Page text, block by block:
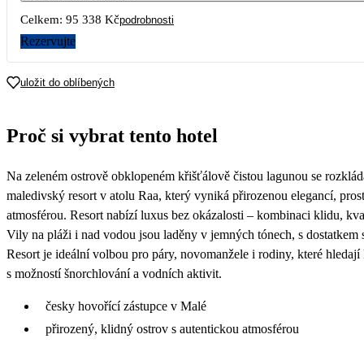
50 439 48 009
48 879
Celkem: 95 338 Kčpodrobnosti
Rezervujte
uložit do oblíbených
Proč si vybrat tento hotel
Na zeleném ostrově obklopeném křišťálově čistou lagunou se
maledivský resort v atolu Raa, který vyniká přirozenou elegancí,
atmosférou. Resort nabízí luxus bez okázalosti – kombinaci klidu,
Vily na pláži i nad vodou jsou laděny v jemných tónech, s dostatkem
Resort je ideální volbou pro páry, novomanžele i rodiny, které
s možností šnorchlování a vodních aktivit.
česky hovořící zástupce v Malé
přirozený, klidný ostrov s autentickou atmosférou